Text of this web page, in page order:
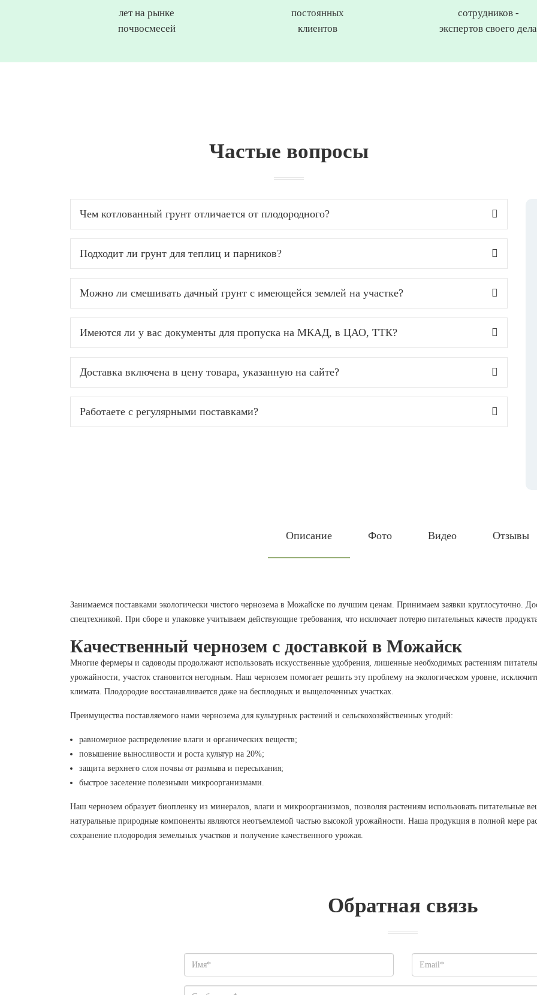
лет на рынке
почвосмесей
постоянных
клиентов
сотрудников -
экспертов своего дела
Частые вопросы
Чем котлованный грунт отличается от плодородного?
Подходит ли грунт для теплиц и парников?
Можно ли смешивать дачный грунт с имеющейся землей на участке?
Имеются ли у вас документы для пропуска на МКАД, в ЦАО, ТТК?
Доставка включена в цену товара, указанную на сайте?
Работаете с регулярными поставками?
Описание Фото Видео Отзывы
Занимаемся поставками экологически чистого чернозема в Можайске по лучшим ценам. Принимаем заявки круглосуточно.
спецтехникой. При сборе и упаковке учитываем действующие требования, что исключает потерю питательных качеств
Качественный чернозем с доставкой в Можайск
Многие фермеры и садоводы продолжают использовать искусственные удобрения, лишенные необходимых растениям
урожайности, участок становится негодным. Наш чернозем помогает решить эту проблему на экологическом уровне,
климата. Плодородие восстанавливается даже на бесплодных и выщелоченных участках.
Преимущества поставляемого нами чернозема для культурных растений и сельскохозяйственных угодий:
равномерное распределение влаги и органических веществ;
повышение выносливости и роста культур на 20%;
защита верхнего слоя почвы от размыва и пересыхания;
быстрое заселение полезными микроорганизмами.
Наш чернозем образует биопленку из минералов, влаги и микроорганизмов, позволяя растениям использовать питательные
натуральные природные компоненты являются неотъемлемой частью высокой урожайности. Наша продукция в полной мере
сохранение плодородия земельных участков и получение качественного урожая.
Обратная связь